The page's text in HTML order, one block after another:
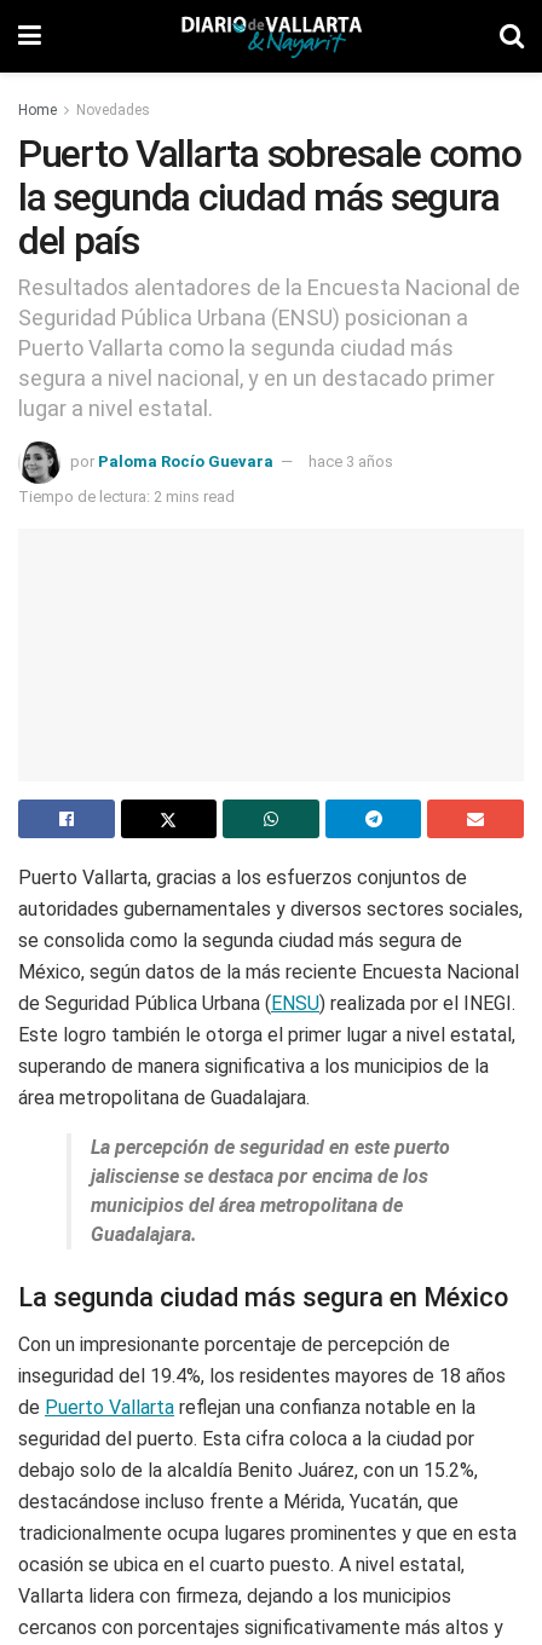
Home Novedades
Puerto Vallarta sobresale como
la segunda ciudad más segura
del país
Resultados alentadores de la Encuesta Nacional de
Seguridad Pública Urbana (ENSU) posicionan a
Puerto Vallarta como la segunda ciudad más
segura a nivel nacional, y en un destacado primer
lugar a nivel estatal.
por Paloma Rocío Guevara
hace 3 años
Tiempo de lectura: 2 mins read
Puerto Vallarta, gracias a los esfuerzos conjuntos de
autoridades gubernamentales y diversos sectores sociales,
se consolida como la segunda ciudad más segura de
México, según datos de la más reciente Encuesta Nacional
de Seguridad Pública Urbana (ENSU) realizada por el INEGI.
Este logro también le otorga el primer lugar a nivel estatal,
superando de manera significativa a los municipios de la
área metropolitana de Guadalajara.
La percepción de seguridad en este puerto
jalisciense se destaca por encima de los
municipios del área metropolitana de
Guadalajara.
La segunda ciudad más segura en México
Con un impresionante porcentaje de percepción de
inseguridad del 19.4%, los residentes mayores de 18 años
de Puerto Vallarta reflejan una confianza notable en la
seguridad del puerto. Esta cifra coloca a la ciudad por
debajo solo de la alcaldía Benito Juárez, con un 15.2%,
destacándose incluso frente a Mérida, Yucatán, que
tradicionalmente ocupa lugares prominentes y que en esta
ocasión se ubica en el cuarto puesto. A nivel estatal,
Vallarta lidera con firmeza, dejando a los municipios
cercanos con porcentajes significativamente más altos y